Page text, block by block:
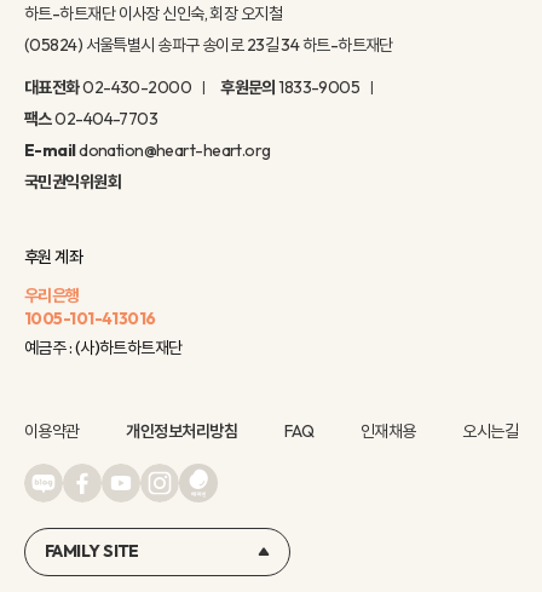
하트-하트재단 이사장 신인숙, 회장 오지철
(05824) 서울특별시 송파구 송이로 23길 34 하트-하트재단
대표전화02-430-2000 후원문의1833-9005
팩스02-404-7703
E-maildonation@heart-heart.org
국민권익위원회
후원 계좌
우리은행
1005-101-413016
예금주 : (사)하트하트재단
이용약관 개인정보처리방침 FAQ 인재채용 오시는길
FAMILY SITE